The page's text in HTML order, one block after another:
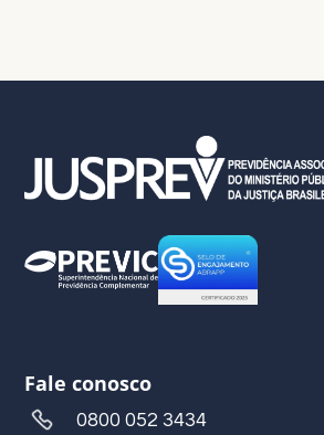
Fale conosco
0800 052 3434